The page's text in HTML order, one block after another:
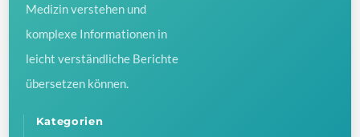
Medizin verstehen und
komplexe Informationen in
leicht verständliche Berichte
übersetzen können.
Kategorien